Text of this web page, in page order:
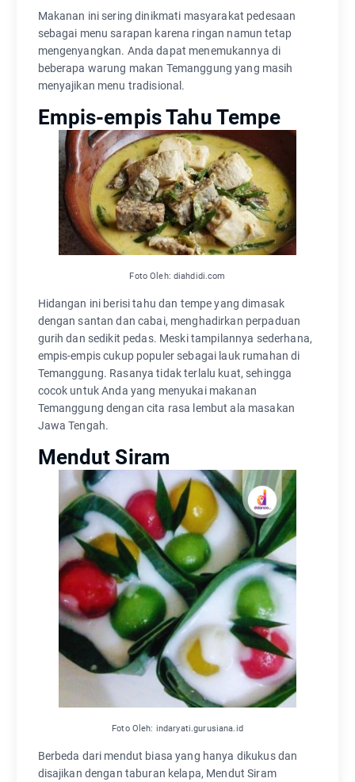
Makanan ini sering dinikmati masyarakat pedesaan
sebagai menu sarapan karena ringan namun tetap
mengenyangkan. Anda dapat menemukannya di
beberapa warung makan Temanggung yang masih
menyajikan menu tradisional.
Empis-empis Tahu Tempe
Foto Oleh: diahdidi.com
Hidangan ini berisi tahu dan tempe yang dimasak
dengan santan dan cabai, menghadirkan perpaduan
gurih dan sedikit pedas. Meski tampilannya sederhana,
empis-empis cukup populer sebagai lauk rumahan di
Temanggung. Rasanya tidak terlalu kuat, sehingga
cocok untuk Anda yang menyukai makanan
Temanggung dengan cita rasa lembut ala masakan
Jawa Tengah.
Mendut Siram
Foto Oleh: indaryati.gurusiana.id
Berbeda dari mendut biasa yang hanya dikukus dan
disajikan dengan taburan kelapa, Mendut Siram